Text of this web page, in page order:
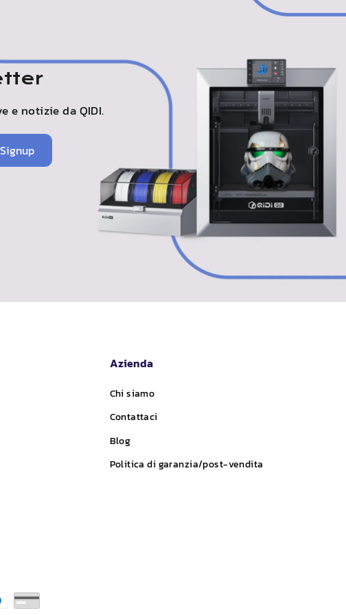
e notizie daQIDI.
Signup
Azienda
Chi siamo
Contattaci
Blog
Politica di garanzia/post-vendita